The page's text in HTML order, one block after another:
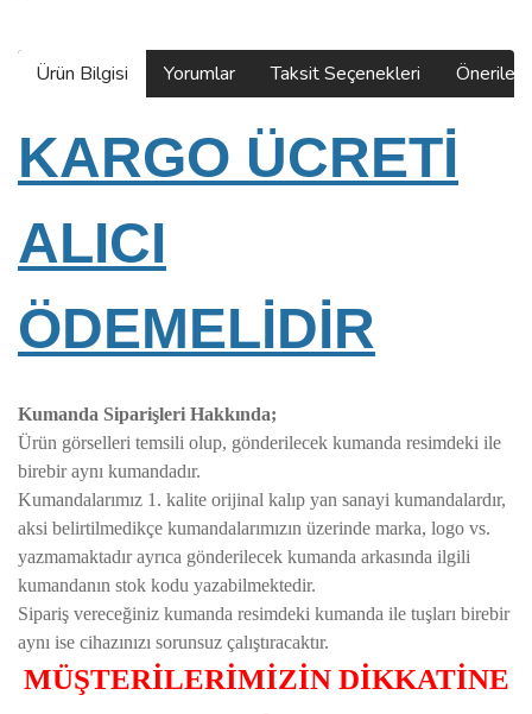
Ürün Bilgisi Yorumlar Taksit Seçenekleri
KARGO ÜCRETİ
ALICI
ÖDEMELİDİR
Kumanda Siparişleri Hakkında;
Ürün görselleri temsili olup, gönderilecek kumanda resimdeki ile
birebir aynı kumandadır.
Kumandalarımız 1. kalite orijinal kalıp yan sanayi kumandalardır,
aksi belirtilmedikçe kumandalarımızın üzerinde marka, logo vs.
yazmamaktadır ayrıca gönderilecek kumanda arkasında ilgili
kumandanın stok kodu yazabilmektedir.
Sipariş vereceğiniz kumanda resimdeki kumanda ile tuşları birebir
aynı ise cihazınızı sorunsuz çalıştıracaktır.
MÜŞTERİLERİMİZİN DİKKATİNE